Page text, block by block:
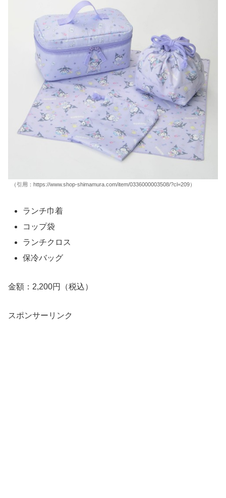
（引用：https://www.shop-shimamura.com/item/0336000003508/?cl=209）
ランチ巾着
コップ袋
ランチクロス
保冷バッグ
金額：2,200円（税込）
スポンサーリンク